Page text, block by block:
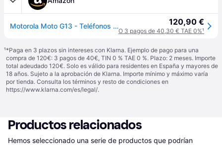
Motorola Moto G13 - Teléfonos Smartphone (pantalla HD + de 6,52'', cámara de 50 MP, 4/128 GB, 5000 mAh, Android 13), color carbón mate, incluye funda protectora 120,90 €
O 3 pagos de 40,30 € TAE 0%¹
¹*Paga en 3 plazos sin intereses con Klarna. Ejemplo de pago para una
compra de 120€: 3 pagos de 40€, TIN 0 % TAE 0 %. Plazo: 2 meses. Importe
total adeudado 120€. Solo es válido para residentes en España y mayores de
18 años. Sujeto a la aprobación de Klarna. Importe mínimo y máximo varía
por tienda. Consulta los términos y resto de condiciones en
https://www.klarna.com/es/legal/.
Productos relacionados
Hemos seleccionado una serie de productos que podrían